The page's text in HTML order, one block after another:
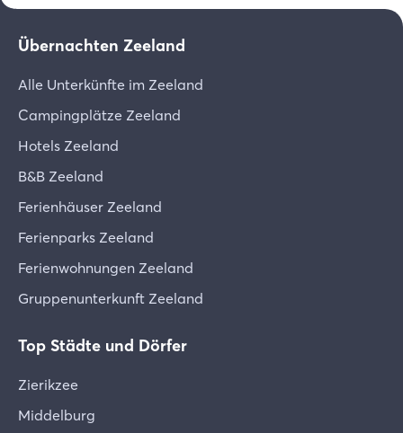
Übernachten Zeeland
Alle Unterkünfte im Zeeland
Campingplätze Zeeland
Hotels Zeeland
B&B Zeeland
Ferienhäuser Zeeland
Ferienparks Zeeland
Ferienwohnungen Zeeland
Gruppenunterkunft Zeeland
Top Städte und Dörfer
Zierikzee
Middelburg